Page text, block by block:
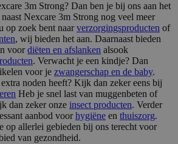
3m Strong? Dan ben je bij ons aan het
Nexcare 3m Strong nog veel meer
op zoek bent naarverzorgingsproducten of
, wij bieden het aan. Daarnaast bieden
voordiëten en afslanken alsook
. Verwacht je een kindje? Dan
voor je zwangerschap en de baby.
noden heeft? Kijk dan zeker eens bij
Heb je snel last van muggenbeten of
dan zeker onze insect producten. Verder
aanbod voorhygiëne en thuiszorg.
op allerlei gebieden bij ons terecht voor
van gezondheid.